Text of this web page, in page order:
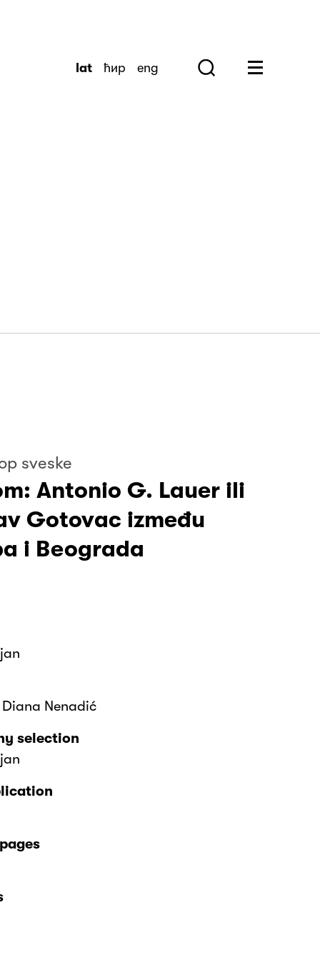
lat ћир eng Search
sveske
Antonio G. Lauer ili
Gotovac između
i Beograda
Nenadić
selection